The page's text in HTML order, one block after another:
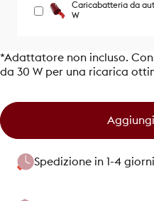
Caricabatteria da
W
*Adattatore non incluso.
da 30 W per una ricarica
Spedizione in 1-4